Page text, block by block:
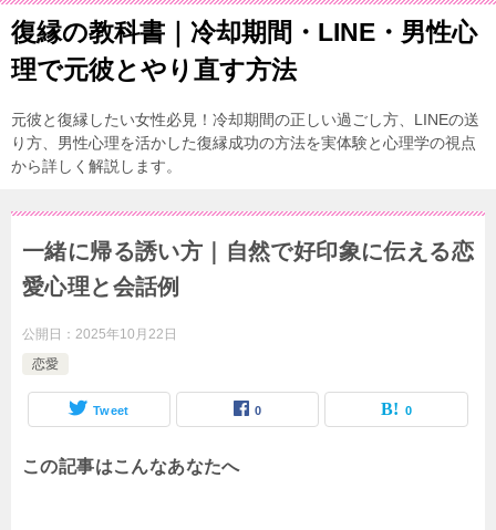
復縁の教科書｜冷却期間・LINE・男性心
理で元彼とやり直す方法
元彼と復縁したい女性必見！冷却期間の正しい過ごし方、LINEの送
り方、男性心理を活かした復縁成功の方法を実体験と心理学の視点
から詳しく解説します。
一緒に帰る誘い方｜自然で好印象に伝える恋
愛心理と会話例
公開日： 2025年10月22日
恋愛
Tweet 0 0
この記事はこんなあなたへ